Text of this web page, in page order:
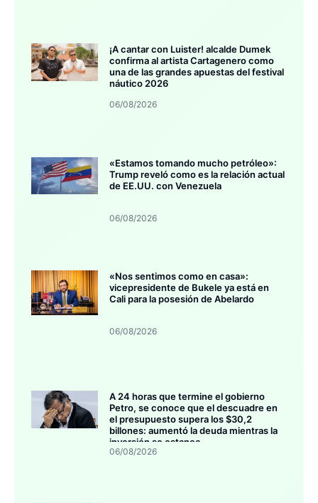
¡A cantar con Luister! alcalde Dumek
confirma al artista Cartagenero como
una de las grandes apuestas del festival
náutico 2026
06/08/2026
«Estamos tomando mucho petróleo»:
Trump reveló como es la relación actual
de EE.UU. con Venezuela
06/08/2026
«Nos sentimos como en casa»:
vicepresidente de Bukele ya está en
Cali para la posesión de Abelardo
06/08/2026
A 24 horas que termine el gobierno
Petro, se conoce que el descuadre en
el presupuesto supera los $30,2
billones: aumentó la deuda mientras la
inversión se estanca
06/08/2026